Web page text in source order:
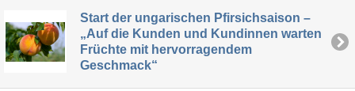
Start der ungarischen Pfirsichsaison –
„Auf die Kunden und Kundinnen warten
Früchte mit hervorragendem
Geschmack“